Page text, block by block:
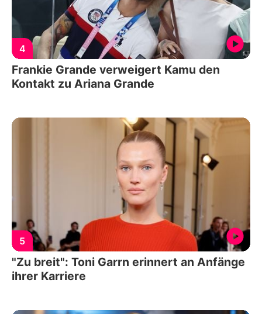
4
Frankie Grande verweigert Kamu den
Kontakt zu Ariana Grande
5
"Zu breit": Toni Garrn erinnert an Anfänge
ihrer Karriere